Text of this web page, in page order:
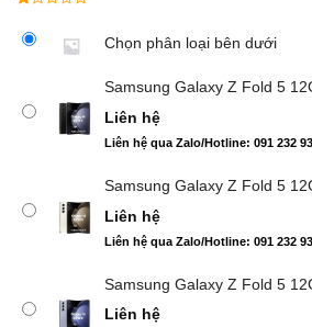
trên
đánh
Chọn phân loại bên dưới
Samsung Galaxy Z Fold 5
Liên hệ
Liên hệ qua Zalo/Hotline: 091 232
Samsung Galaxy Z Fold 5
Liên hệ
Liên hệ qua Zalo/Hotline: 091 232
Samsung Galaxy Z Fold 5
Liên hệ